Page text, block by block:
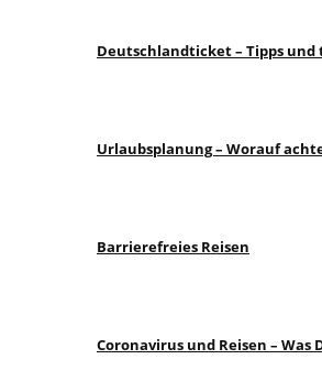
Deutschlandticket – Tipps und
Urlaubsplanung – Worauf
Barrierefreies Reisen
Coronavirus und Reisen –